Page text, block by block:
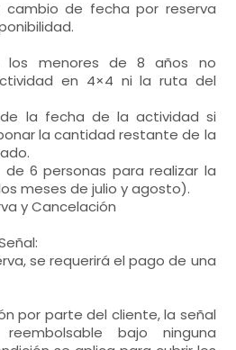
de fecha por reserva
los menores de 8 años no
en 4×4 ni la ruta del
la fecha de la actividad si
la cantidad restante de la
de 6 personas para realizar la
meses de julio y agosto).
y Cancelación
se requerirá el pago de una
por parte del cliente, la señal
bajo ninguna